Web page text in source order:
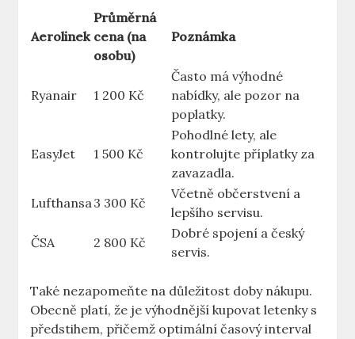
Aerolinek
Průměrná
cena (na
osobu)
Poznámka
Ryanair 1 200 Kč
Často má výhodné
nabídky, ale pozor na
poplatky.
EasyJet 1 500 Kč
Pohodlné lety, ale
kontrolujte příplatky za
zavazadla.
Lufthansa3 300 Kč
Včetně občerstvení a
lepšího servisu.
ČSA
2 800 Kč
Dobré spojení a český
servis.
Také nezapomeňte na důležitost doby nákupu.
Obecně platí, že je výhodnější kupovat letenky s
předstihem, přičemž optimální časový interval